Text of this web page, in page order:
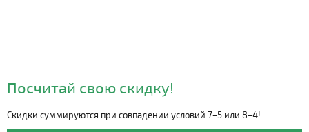
Видео о компании
Посчитай свою скидку!
Скидки суммируются при совпадении условий 7+5 или 8+4!